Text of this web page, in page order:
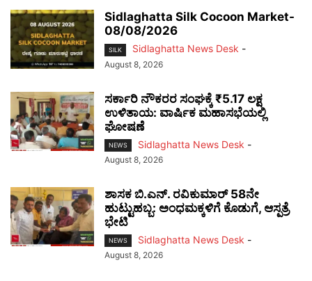
Sidlaghatta Silk Cocoon Market-
08/08/2026
SILK Sidlaghatta News Desk -
August 8, 2026
ಸರ್ಕಾರಿ ನೌಕರರ ಸಂಘಕ್ಕೆ ₹5.17 ಲಕ್ಷ
ಉಳಿತಾಯ: ವಾರ್ಷಿಕ ಮಹಾಸಭೆಯಲ್ಲಿ
ಘೋಷಣೆ
NEWS Sidlaghatta News Desk -
August 8, 2026
ಶಾಸಕ ಬಿ.ಎನ್. ರವಿಕುಮಾರ್ 58ನೇ
ಹುಟ್ಟುಹಬ್ಬ: ಅಂಧಮಕ್ಕಳಿಗೆ ಕೊಡುಗೆ, ಆಸ್ಪತ್ರೆ
ಭೇಟಿ
NEWS Sidlaghatta News Desk -
August 8, 2026